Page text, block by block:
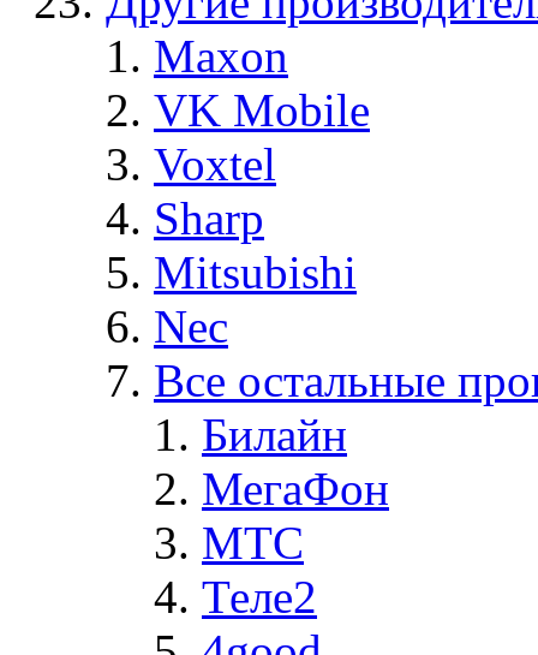
Maxon
VK Mobile
Voxtel
Sharp
Mitsubishi
Nec
Все остальные
Билайн
МегаФон
MTC
Теле2